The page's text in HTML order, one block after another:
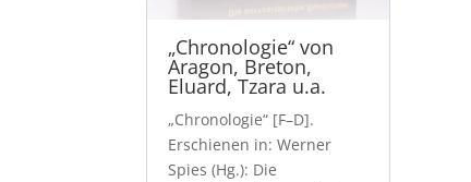
„Chronologie“ von
Aragon, Breton,
Eluard, Tzara u.a.
„Chronologie“ [F–D].
Erschienen in: Werner
Spies (Hg.): Die